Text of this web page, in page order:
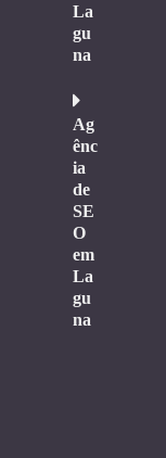
La
gu
na
Ag
ênc
ia
de
SE
O
em
La
gu
na